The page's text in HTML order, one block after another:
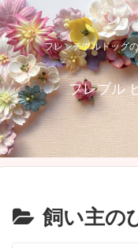
フレンチブルドッグ
フレブル
飼い主の